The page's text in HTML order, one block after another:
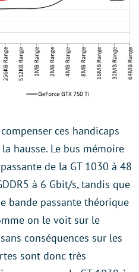
ces handicaps
hausse. Le bus mémoire
de la GT 1030 à 48
à 6 Gbit/s, tandis que
bande passante théorique
on le voit sur le
conséquences sur les
sont donc très